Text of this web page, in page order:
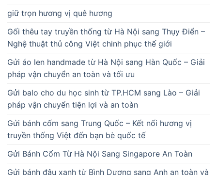
giữ trọn hương vị quê hương
Gối thêu tay truyền thống từ Hà Nội sang Thụy Điển –
Nghệ thuật thủ công Việt chinh phục thế giới
Gửi áo len handmade từ Hà Nội sang Hàn Quốc – Giải
pháp vận chuyển an toàn và tối ưu
Gửi balo cho du học sinh từ TP.HCM sang Lào – Giải
pháp vận chuyển tiện lợi và an toàn
Gửi bánh cốm sang Trung Quốc – Kết nối hương vị
truyền thống Việt đến bạn bè quốc tế
Gửi Bánh Cốm Từ Hà Nội Sang Singapore An Toàn
Gửi bánh đậu xanh từ Bình Dương sang Anh an toàn và